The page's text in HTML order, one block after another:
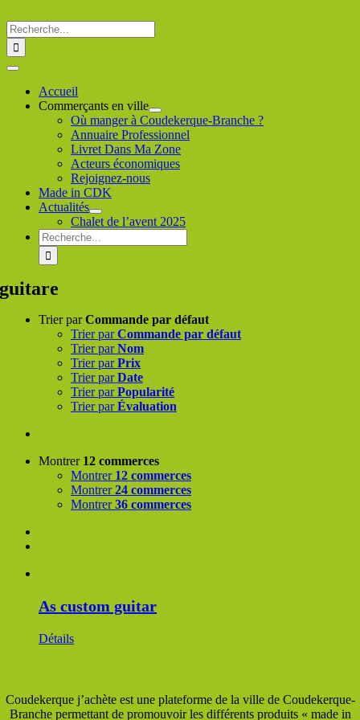
au
contenu
Rechercher
:
Toggle
NavigationAccueil
Commerçants en ville
Où manger à Coudekerque-Branche ?
Annuaire Professionnel
Livret Dans Ma Zone
Acteurs économiques
Rejoignez-nous
Made in CDK
Actualités
Chalet de l’avent 2025
Rechercher
:
guitare
Trier parCommande par défaut
Trier parCommande par défaut
Trier parNom
Trier parPrix
Trier parDate
Trier parPopularité
Trier parÉvaluation
Montrer 12 commerces
Montrer 12 commerces
Montrer24 commerces
Montrer36 commerces
As custom guitar
Détails
Coudekerque j’achète est une plateforme de la ville de Coudekerque-
Branche permettant de promouvoir les différents produits « made in